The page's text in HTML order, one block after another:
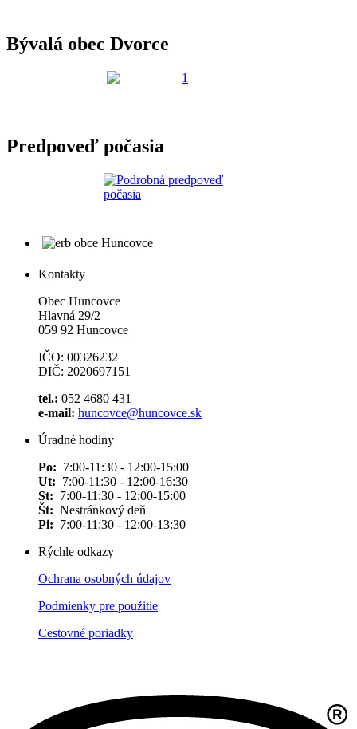
Bývalá obec Dvorce
Predpoveď počasia
Kontakty
Obec Huncovce
Hlavná 29/2
059 92 Huncovce
IČO: 00326232
DIČ: 2020697151
tel.: 052 4680 431
e-mail: huncovce@huncovce.sk
Úradné hodiny
Po: 7:00-11:30 - 12:00-15:00
Ut: 7:00-11:30 - 12:00-16:30
St: 7:00-11:30 - 12:00-15:00
Št: Nestránkový deň
Pi: 7:00-11:30 - 12:00-13:30
Rýchle odkazy
Ochrana osobných údajov
Podmienky pre použitie
Cestovné poriadky